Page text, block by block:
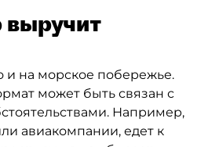
выручит
и на морское побережье.
может быть связан с
Например,
авиакомпании, едет к